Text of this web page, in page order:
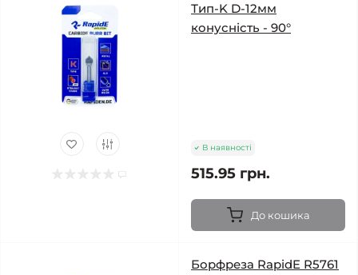
Тип-K D-12мм
конусність - 90°
В наявності
515.95 грн.
До кошика
Борфреза RapidE R5761